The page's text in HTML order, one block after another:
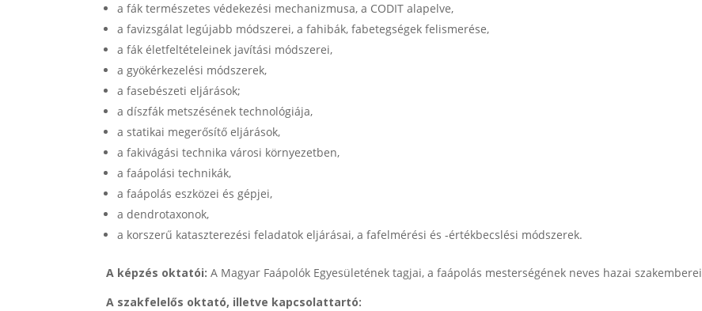
a fák természetes védekezési mechanizmusa, a CODIT alapelve,
a favizsgálat legújabb módszerei, a fahibák, fabetegségek felismerése,
a fák életfeltételeinek javítási módszerei,
a gyökérkezelési módszerek,
a fasebészeti eljárások;
a díszfák metszésének technológiája,
a statikai megerősítő eljárások,
a fakivágási technika városi környezetben,
a faápolási technikák,
a faápolás eszközei és gépjei,
a dendrotaxonok,
a korszerű kataszterezési feladatok eljárásai, a fafelmérési és -értékbecslési módszerek.
A képzés oktatói:A Magyar Faápolók Egyesületének tagjai, a faápolás mesterségének neves hazai szakemberei
A szakfelelős oktató, illetve kapcsolattartó: